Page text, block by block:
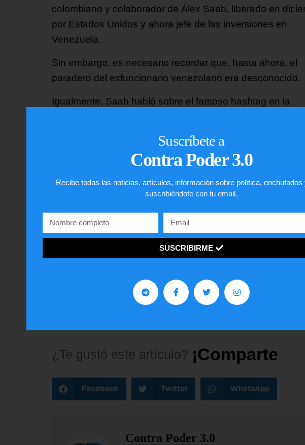
colombiano y colaborador de Álex Saab, liberado en
por Estados Unidos y ahora jefe de las inversiones en
Venezuela.
Sin embargo, es necesario recordar que, hasta ahora, el
paradero del exfuncionario venezolano era desconocido.
Igualmente, Saab habló sobre el famoso hashtag en la
etiquetando todos los mensajes con la situación de El
Aissami? Me gustaría saber que pondrán ahora en sus
mensajes, porque se la pasaban preguntando donde se
encontraba el exministro…».
Saab presentó fotografías del momento del arresto de El
Aissami y afirmó “ya está en manos de la justicia para ser
procesado e imputado por gravísimos delitos”.
por cinco delitos, entre ellos traición a la patria;
distracción del patrimonio público; valimiento de relaciones
¿Te gustó este artículo? ¡Comparte
Facebook Twitter WhatsApp
Contra Poder 3.0
Suscríbete a
Contra Poder 3.0
Recibe todas las noticias, artículos, información sobre política, enchufados
suscribiéndote con tu email.
SUSCRIBIRME